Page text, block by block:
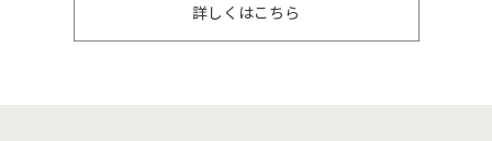
詳しくはこちら